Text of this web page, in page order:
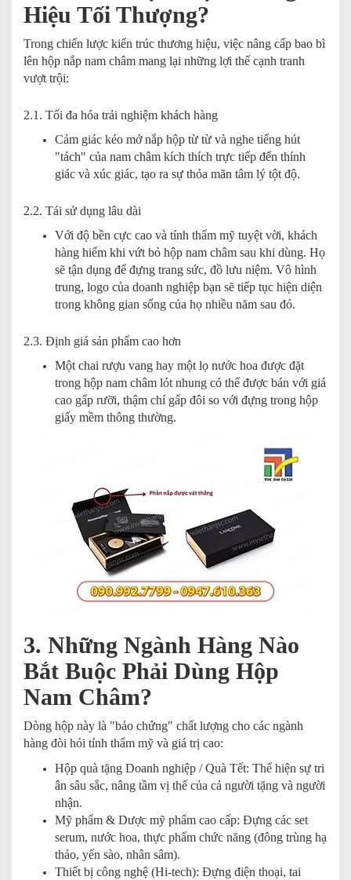
Hiệu Tối Thượng?
Trong chiến lược kiến trúc thương hiệu, việc nâng cấp bao bì
lên hộp nắp nam châm mang lại những lợi thế cạnh tranh
vượt trội:
2.1. Tối đa hóa trải nghiệm khách hàng
Cảm giác kéo mở nắp hộp từ từ và nghe tiếng hút
"tách" của nam châm kích thích trực tiếp đến thính
giác và xúc giác, tạo ra sự thỏa mãn tâm lý tột độ.
2.2. Tái sử dụng lâu dài
Với độ bền cực cao và tính thẩm mỹ tuyệt vời, khách
hàng hiếm khi vứt bỏ hộp nam châm sau khi dùng. Họ
sẽ tận dụng để đựng trang sức, đồ lưu niệm. Vô hình
trung, logo của doanh nghiệp bạn sẽ tiếp tục hiện diện
trong không gian sống của họ nhiều năm sau đó.
2.3. Định giá sản phẩm cao hơn
Một chai rượu vang hay một lọ nước hoa được đặt
trong hộp nam châm lót nhung có thể được bán với giá
cao gấp rưỡi, thậm chí gấp đôi so với đựng trong hộp
giấy mềm thông thường.
3. Những Ngành Hàng Nào
Bắt Buộc Phải Dùng Hộp
Nam Châm?
Dòng hộp này là "bảo chứng" chất lượng cho các ngành
hàng đòi hỏi tính thẩm mỹ và giá trị cao:
Hộp quà tặng Doanh nghiệp / Quà Tết: Thể hiện sự tri
ân sâu sắc, nâng tầm vị thế của cả người tặng và người
nhận.
Mỹ phẩm & Dược mỹ phẩm cao cấp: Đựng các set
serum, nước hoa, thực phẩm chức năng (đông trùng hạ
thảo, yến sào, nhân sâm).
Thiết bị công nghệ (Hi-tech): Đựng điện thoại, tai